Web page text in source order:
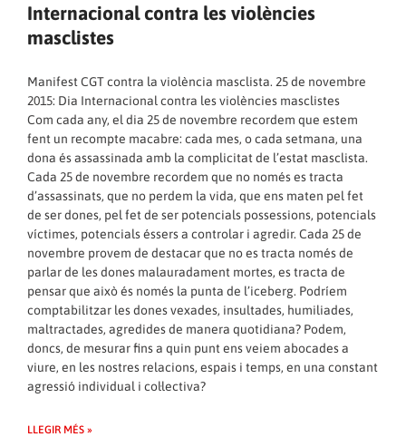
Internacional contra les violències
masclistes
Manifest CGT contra la violència masclista. 25 de novembre
2015: Dia Internacional contra les violències masclistes
Com cada any, el dia 25 de novembre recordem que estem
fent un recompte macabre: cada mes, o cada setmana, una
dona és assassinada amb la complicitat de l’estat masclista.
Cada 25 de novembre recordem que no només es tracta
d’assassinats, que no perdem la vida, que ens maten pel fet
de ser dones, pel fet de ser potencials possessions, potencials
víctimes, potencials éssers a controlar i agredir. Cada 25 de
novembre provem de destacar que no es tracta només de
parlar de les dones malauradament mortes, es tracta de
pensar que això és només la punta de l’iceberg. Podríem
comptabilitzar les dones vexades, insultades, humiliades,
maltractades, agredides de manera quotidiana? Podem,
doncs, de mesurar fins a quin punt ens veiem abocades a
viure, en les nostres relacions, espais i temps, en una constant
agressió individual i col·lectiva?
LLEGIR MÉS »